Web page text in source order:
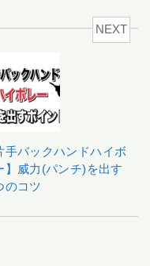
NEXT
手バックハンドハイボ
】威力(パンチ)を出す
のコツ